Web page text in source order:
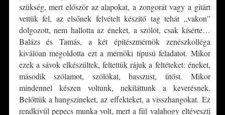
szükség, mert először az alapokat, a zongorát vagy a gitárt
vettük fel, az elsőnek felvételt készítő tag tehát „vakon”
dolgozott, nem hallotta az éneket, a szólót, csak kísérte…
Balázs és Tamás, a két építészmérnök zenészkolléga
kiválóan megoldotta ezt a mérnöki típusú feladatot. Mikor
ezek a sávok elkészültek, feltettük rájuk a feltéteket: éneket,
második szólamot, szólókat, basszust, ütőst. Mikor
mindennel készen voltunk, nekiláttunk a keverésnek.
Belőttük a hangszíneket, az effekteket, a visszhangokat. Ez
rendkívül pepecs munka volt, mert a fül valahogy eltéveszti